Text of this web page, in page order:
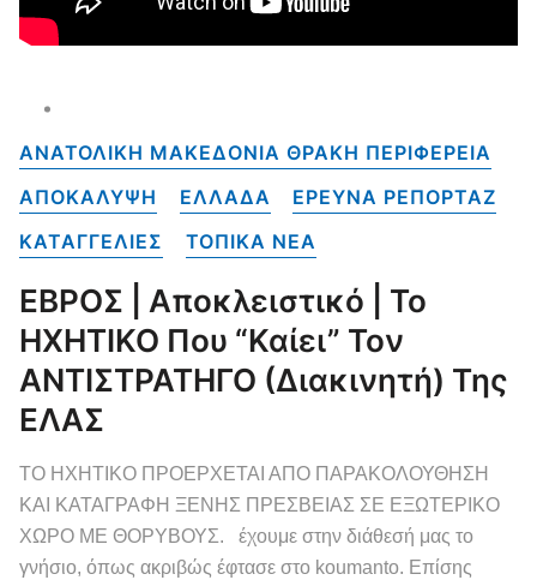
ΑΝΑΤΟΛΙΚΗ ΜΑΚΕΔΟΝΙΑ ΘΡΑΚΗ ΠΕΡΙΦΕΡΕΙΑ
ΑΠΟΚΑΛΥΨΗ
ΕΛΛΑΔΑ
ΕΡΕΥΝΑ ΡΕΠΟΡΤΑΖ
ΚΑΤΑΓΓΕΛΙΕΣ
ΤΟΠΙΚΑ NEA
ΕΒΡΟΣ | Αποκλειστικό | Το
ΗΧΗΤΙΚΟ Που “καίει” Τον
ΑΝΤΙΣΤΡΑΤΗΓΟ (Διακινητή) Της
ΕΛΑΣ
ΤΟ ΗΧΗΤΙΚΟ ΠΡΟΕΡΧΕΤΑΙ ΑΠΟ ΠΑΡΑΚΟΛΟΥΘΗΣΗ
ΚΑΙ ΚΑΤΑΓΡΑΦΗ ΞΕΝΗΣ ΠΡΕΣΒΕΙΑΣ ΣΕ ΕΞΩΤΕΡΙΚΟ
ΧΩΡΟ ΜΕ ΘΟΡΥΒΟΥΣ. έχουμε στην διάθεσή μας το
γνήσιο, όπως ακριβώς έφτασε στο koumanto. Επίσης